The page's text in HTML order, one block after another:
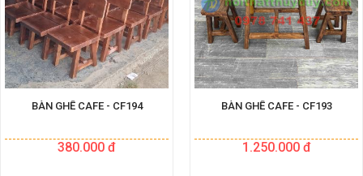
BÀN GHẾ CAFE - CF194
380.000 đ
BÀN GHẾ CAFE - CF193
1.250.000 đ